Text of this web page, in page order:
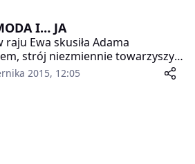
I… JA
Ewa skusiła Adama
strój niezmiennie towarzyszy
powstał nigdy nie ograniczał się
Człowiek zawsze lubił się
2015, 12:05